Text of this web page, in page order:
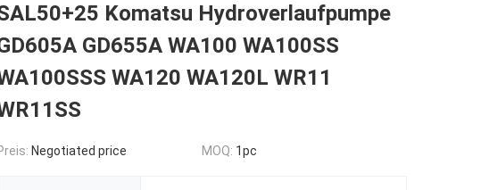
Komatsu Hydroverlaufpumpe
GD655A WA100 WA100SS
WA120 WA120L WR11
Negotiated price MOQ: 1pc